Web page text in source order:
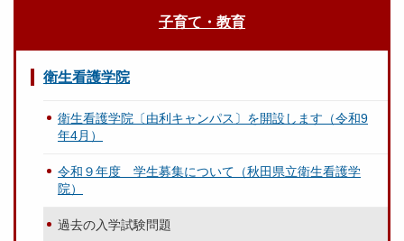
子育て・教育
衛生看護学院
衛生看護学院〔由利キャンパス〕を開設します（令和9
年4月）
令和９年度 学生募集について（秋田県立衛生看護学
院）
過去の入学試験問題